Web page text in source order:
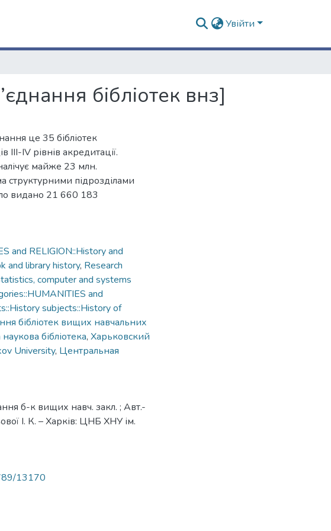
Увійти
бібліотек внз]
це 35 бібліотек
IV рівнів акредитації.
майже 23 млн.
структурними підрозділами
видано 21 660 183
and RELIGION::History and
and library history, Research
computer and systems
and
subjects::History of
бібліотек вищих навчальних
бібліотека, Харьковский
University, Центральная
б-к вищих навч. закл. ; Авт.-
І. К. – Харків: ЦНБ ХНУ ім.
13170